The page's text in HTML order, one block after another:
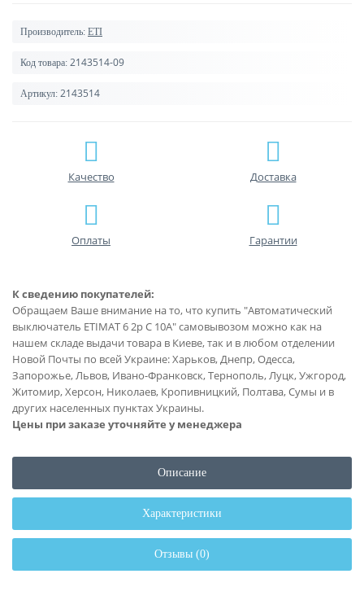
Производитель: ETI
Код товара: 2143514-09
Артикул: 2143514
Качество Доставка
Оплаты Гарантии
К сведению покупателей:
Обращаем Ваше внимание на то, что купить "Автоматический
выключатель ETIMAT 6 2p С 10А" самовывозом можно как на
нашем складе выдачи товара в Киеве, так и в любом отделении
Новой Почты по всей Украине: Харьков, Днепр, Одесса,
Запорожье, Львов, Ивано-Франковск, Тернополь, Луцк, Ужгород,
Житомир, Херсон, Николаев, Кропивницкий, Полтава, Сумы и в
других населенных пунктах Украины.
Цены при заказе уточняйте у менеджера
Описание
Характеристики
Отзывы (0)